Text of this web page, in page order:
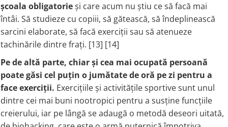
Glucozamina
MSM (Metilsulfonilmetan)
NUTRITIE SPORTIVA
Pre-Workout
Stimulente Hormonale
Creatina
Pau D’Arco
Piridoxina (Vitamina B6)
Potasiu
Pregnenolone
Probiotice
Pygeum
Panax Ginseng
Q
Quercetina
școala obligatorieși care acum nu știu ce să facă mai
întâi. Să studieze cu copiii, să gătească, să îndeplinească
sarcini elaborate, să facă exerciții sau să atenueze
tachinările dintre frați. [13] [14]
Pe de altă parte, chiar și cea mai ocupată persoană
poate găsi cel puțin o jumătate de oră pe zi pentru a
face exerciții. Exercițiile și activitățile sportive sunt unul
dintre cei mai buni nootropici pentru a susține funcțiile
creierului, iar pe lângă se adaugă o metodă deseori uitată,